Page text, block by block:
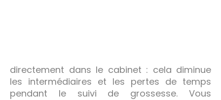
directement dans le cabinet : cela diminue
les intermédiaires et les pertes de temps
pendant le suivi de grossesse. Vous